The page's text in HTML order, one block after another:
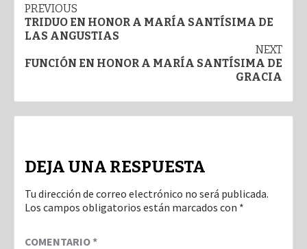
Post
navigation
PREVIOUS
TRIDUO EN HONOR A MARÍA SANTÍSIMA DE
LAS ANGUSTIAS
NEXT
FUNCIÓN EN HONOR A MARÍA SANTÍSIMA DE
GRACIA
DEJA UNA RESPUESTA
Tu dirección de correo electrónico no será publicada.
Los campos obligatorios están marcados con *
COMENTARIO*